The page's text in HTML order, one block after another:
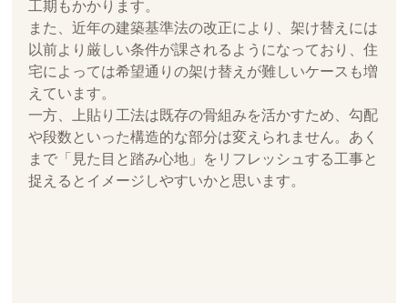
工期もかかります。
また、近年の建築基準法の改正により、架け替えには
以前より厳しい条件が課されるようになっており、住
宅によっては希望通りの架け替えが難しいケースも増
えています。
一方、上貼り工法は既存の骨組みを活かすため、勾配
や段数といった構造的な部分は変えられません。あく
まで「見た目と踏み心地」をリフレッシュする工事と
捉えるとイメージしやすいかと思います。